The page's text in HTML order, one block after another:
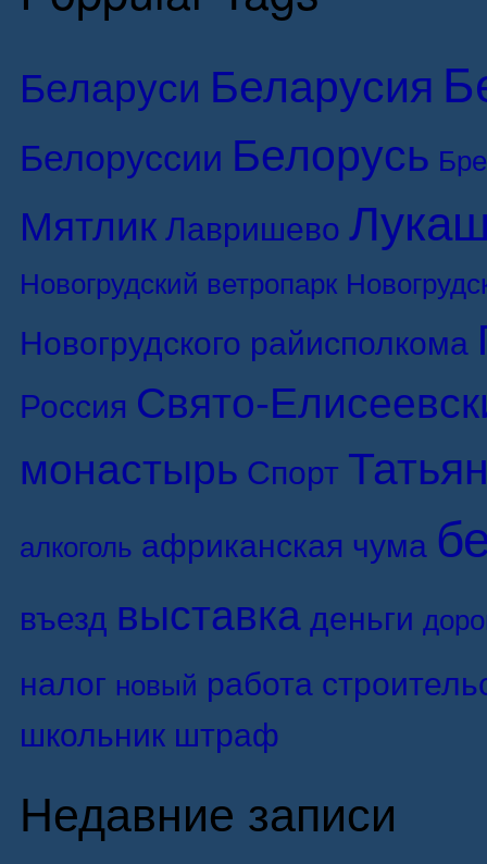
Беларуси Беларусия
Белоруссии Белорусь
МятликЛавришево
Новогрудский ветропарк
Новогрудского райисполкома
Россия Свято-
монастырь Спорт
алкоголь африканская чума
въезд выставкаденьги
налог новый работа
школьник штраф
Недавние записи